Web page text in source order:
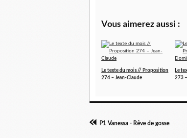
Vous aimerez aussi :
Le texte du mois // Proposition
274 – Jean-Claude
Le
273
P1 Vanessa - Rêve de gosse